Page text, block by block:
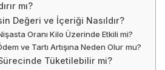
mı?
Değeri ve İçeriği Nasıldır?
Oranı Kilo Üzerinde Etkili mi?
ve Tartı Artışına Neden Olur mu?
Tüketilebilir mi?